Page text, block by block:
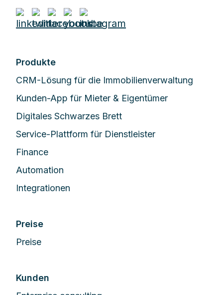
Produkte
CRM-Lösung für die Immobilienverwaltung
Kunden-App für Mieter & Eigentümer
Digitales Schwarzes Brett
Service-Plattform für Dienstleister
Finance
Automation
Integrationen
Preise
Preise
Kunden